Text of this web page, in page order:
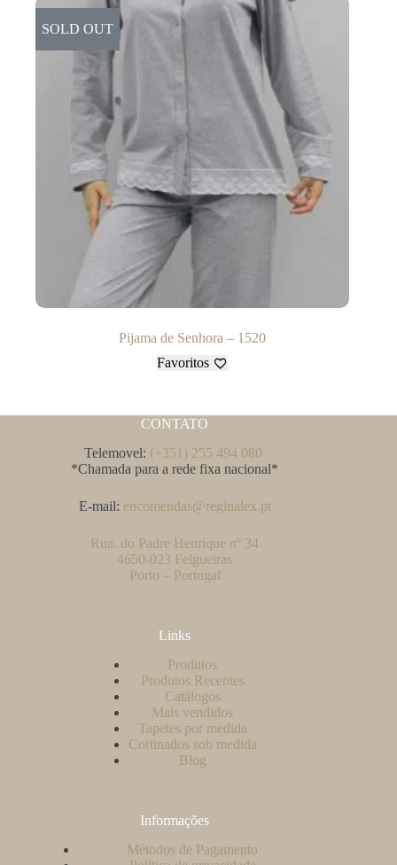
SOLD OUT
Pijama de Senhora – 1520
Favoritos
CONTATO
Telemovel: (+351) 255 494 080
*Chamada para a rede fixa nacional*
E-mail: encomendas@reginalex.pt
Rua. do Padre Henrique nº 34
4650-023 Felgueiras
Porto – Portugal
Links
Produtos
Produtos Recentes
Catálogos
Mais vendidos
Tapetes por medida
Cortinados sob medida
Blog
Informações
Métodos de Pagamento